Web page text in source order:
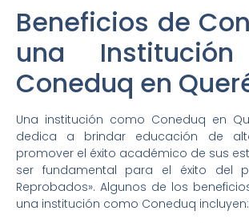
Beneficios de
una
Coneduq en
Una institución como Coneduq en
dedica a brindar educación de
promover el éxito académico de sus
ser fundamental para el éxito del
Reprobados». Algunos de los
una institución como Coneduq incluyen: